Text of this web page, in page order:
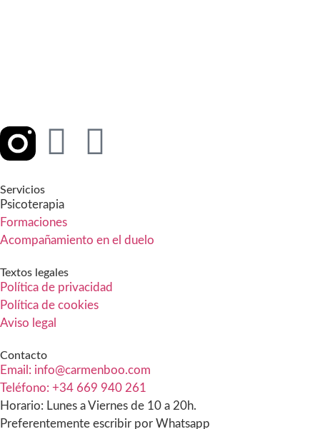
Servicios
Psicoterapia
Formaciones
Acompañamiento en el duelo
Textos legales
Política de privacidad
Política de cookies
Aviso legal
Contacto
Email: info@carmenboo.com
Teléfono: +34 669 940 261
Horario: Lunes a Viernes de 10 a 20h.
Preferentemente escribir por Whatsapp